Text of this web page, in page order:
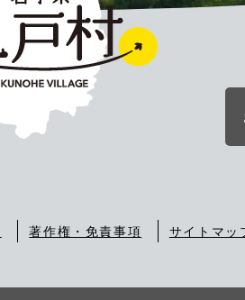
著作権・免責事項 サイトマッ